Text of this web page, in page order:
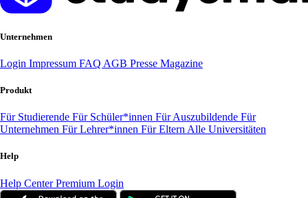
Unternehmen
Login Impressum FAQ AGB Presse Magazine
Produkt
Für Studierende Für Schüler*innen Für Auszubildende Für
Unternehmen Für Lehrer*innen Für Eltern Alle Universitäten
Help
Help CenterPremium Login